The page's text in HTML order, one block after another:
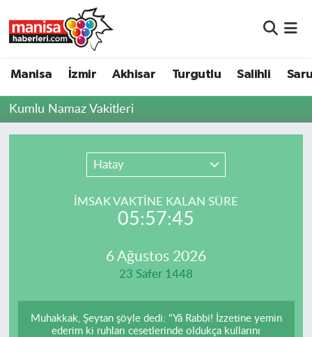
Manisa İzmir Akhisar Turgutlu Salihli
Kumlu Namaz Vakitleri
Hatay
İMSAK VAKTİNE KALAN SÜRE
05:57:45
6 Ağustos 2026
23 Safer 1448
Muhakkak, Şeytan şöyle dedi: "Yâ Rabbi! İzzetine yemin
ederim ki ruhları cesetlerinde oldukça kullarını
Akhisar
Resmi İlanlar
Manisa Nöbetçi Eczaneler
Manisa Namaz Vakitleri
Manisa Trafik Yoğunluk Haritası
Süper Lig Puan Durumu ve Fikstür
Son Dakika Haberleri
Haber Arşivi